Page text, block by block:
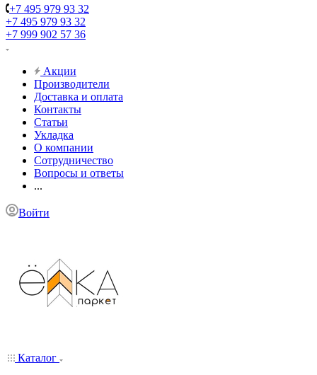
+7 495 979 93 32
+7 495 979 93 32
+7 999 902 57 36
Акции
Производители
Доставка и оплата
Контакты
Статьи
Укладка
О компании
Сотрудничество
Вопросы и ответы
...
Войти
Каталог